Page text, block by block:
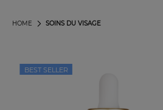
SOINS DU VISAGE
HOME
BEST SELLER